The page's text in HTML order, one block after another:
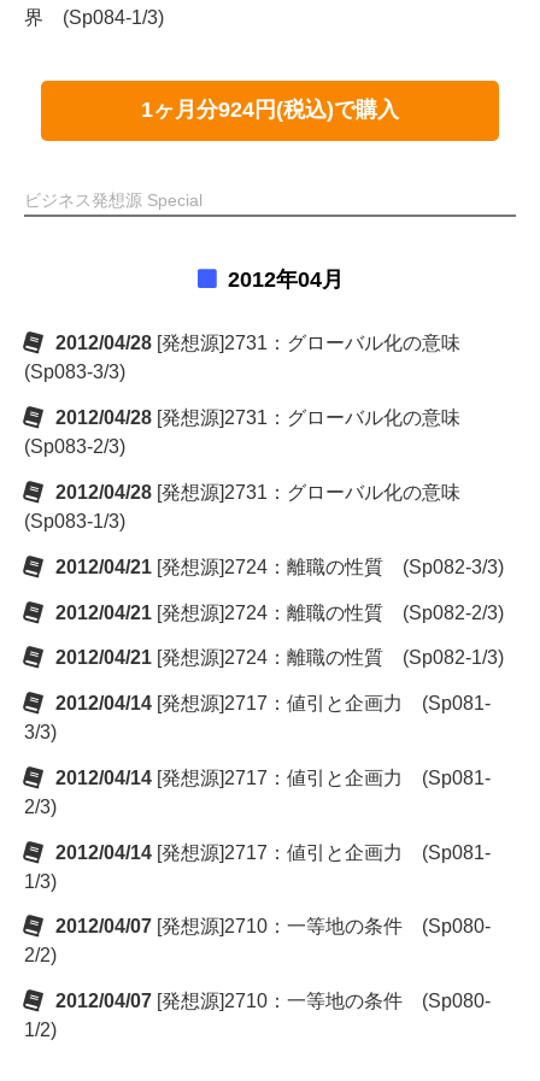
界 (Sp084-1/3)
1ヶ月分924円(税込)で購入
ビジネス発想源 Special
2012年04月
2012/04/28 [発想源]2731：グローバル化の意味
(Sp083-3/3)
2012/04/28 [発想源]2731：グローバル化の意味
(Sp083-2/3)
2012/04/28 [発想源]2731：グローバル化の意味
(Sp083-1/3)
2012/04/21 [発想源]2724：離職の性質 (Sp082-3/3)
2012/04/21 [発想源]2724：離職の性質 (Sp082-2/3)
2012/04/21 [発想源]2724：離職の性質 (Sp082-1/3)
2012/04/14 [発想源]2717：値引と企画力 (Sp081-
3/3)
2012/04/14 [発想源]2717：値引と企画力 (Sp081-
2/3)
2012/04/14 [発想源]2717：値引と企画力 (Sp081-
1/3)
2012/04/07 [発想源]2710：一等地の条件 (Sp080-
2/2)
2012/04/07 [発想源]2710：一等地の条件 (Sp080-
1/2)